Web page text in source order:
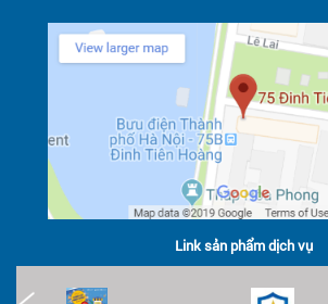
Link sản phẩm dịch vụ